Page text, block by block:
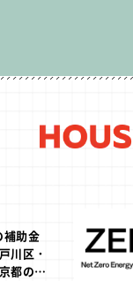
助金
川区・
都の助